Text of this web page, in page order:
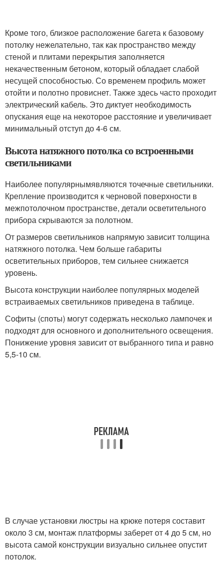
Кроме того, близкое расположение багета к базовому
потолку нежелательно, так как пространство между
стеной и плитами перекрытия заполняется
некачественным бетоном, который обладает слабой
несущей способностью. Со временем профиль может
отойти и полотно провиснет. Также здесь часто проходит
электрический кабель. Это диктует необходимость
опускания еще на некоторое расстояние и увеличивает
минимальный отступ до 4-6 см.
Высота натяжного потолка со встроенными
светильниками
Наиболее популярнымявляются точечные светильники.
Крепление производится к черновой поверхности в
межпотолочном пространстве, детали осветительного
прибора скрываются за полотном.
От размеров светильников напрямую зависит толщина
натяжного потолка. Чем больше габариты
осветительных приборов, тем сильнее снижается
уровень.
Высота конструкции наиболее популярных моделей
встраиваемых светильников приведена в таблице.
Софиты (споты) могут содержать несколько лампочек и
подходят для основного и дополнительного освещения.
Понижение уровня зависит от выбранного типа и равно
5,5-10 см.
В случае установки люстры на крюке потеря составит
около 3 см, монтаж платформы заберет от 4 до 5 см, но
высота самой конструкции визуально сильнее опустит
потолок.